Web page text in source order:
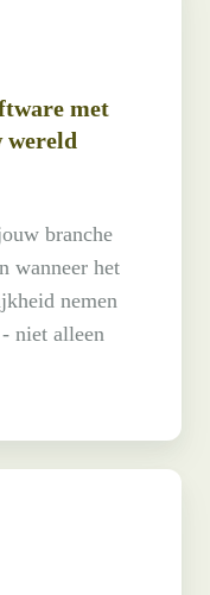
met
wereld
branche
wanneer het
nemen
niet alleen